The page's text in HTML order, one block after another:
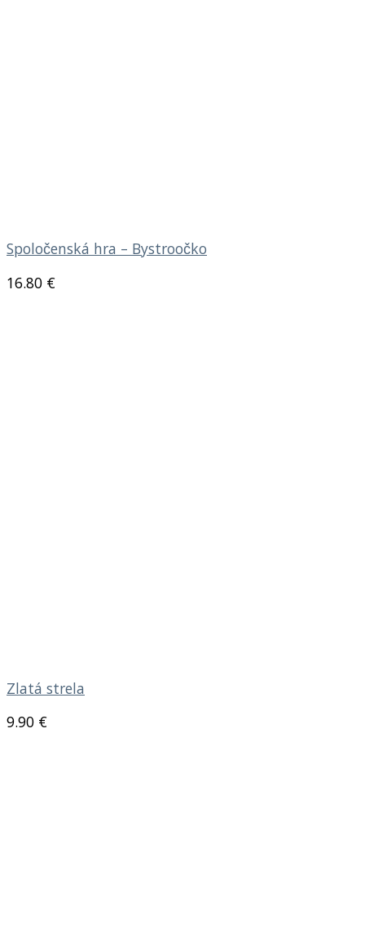
Spoločenská hra – Bystroočko
16.80 €
Zlatá strela
9.90 €